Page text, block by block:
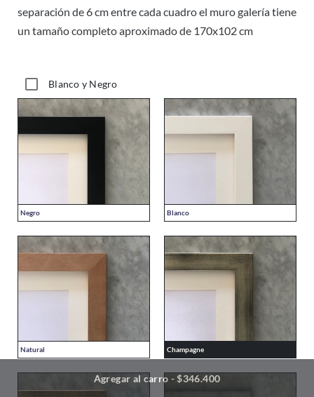
separación de 6 cm entre cada cuadro el muro galería tiene
un tamaño completo aproximado de 170x102 cm
Blanco y Negro
Negro Blanco
Natural Champagne
Agregar al carro - $346.400